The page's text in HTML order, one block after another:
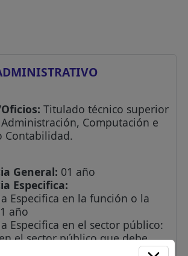
Titulado técnico superior
Computación e
Contabilidad.
General: 01 año
Especifica:
Especifica en la función o la
año
Especifica en el sector público:
el sector público que debe
de 01 año de la experiencia